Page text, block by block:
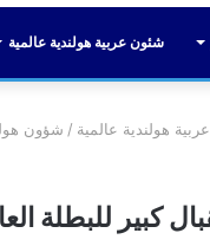
شئون عربية هولندية عالمية
هولندية عالمية / شؤون
كبير للبطلة